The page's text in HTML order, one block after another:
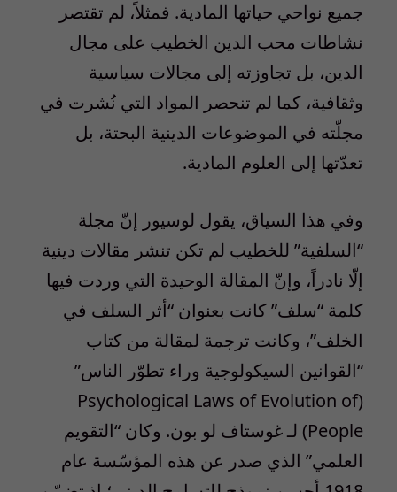
جميع نواحي حياتها المادية. فمثلاً، لم تقتصر
نشاطات محب الدين الخطيب على مجال
الدين، بل تجاوزته إلى مجالات سياسية
وثقافية، كما لم تنحصر المواد التي نُشرت في
مجلّته في الموضوعات الدينية البحتة، بل
تعدّتها إلى العلوم المادية.
وفي هذا السياق، يقول لوسيور إنّ مجلة
“السلفية” للخطيب لم تكن تنشر مقالات دينية
إلّا نادراً، وإنّ المقالة الوحيدة التي وردت فيها
كلمة “سلف” كانت بعنوان “أثر السلف في
الخلف”، وكانت ترجمة لمقالة من كتاب
“القوانين السيكولوجية وراء تطوّر الناس”
(Psychological Laws of Evolution of
People) لـ غوستاف لو بون. وكان “التقويم
العلمي” الذي صدر عن هذه المؤسّسة عام